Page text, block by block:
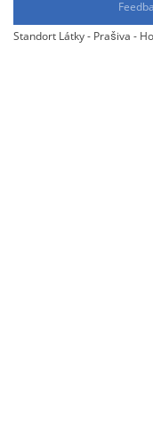
Standort Látky - Prašiva -